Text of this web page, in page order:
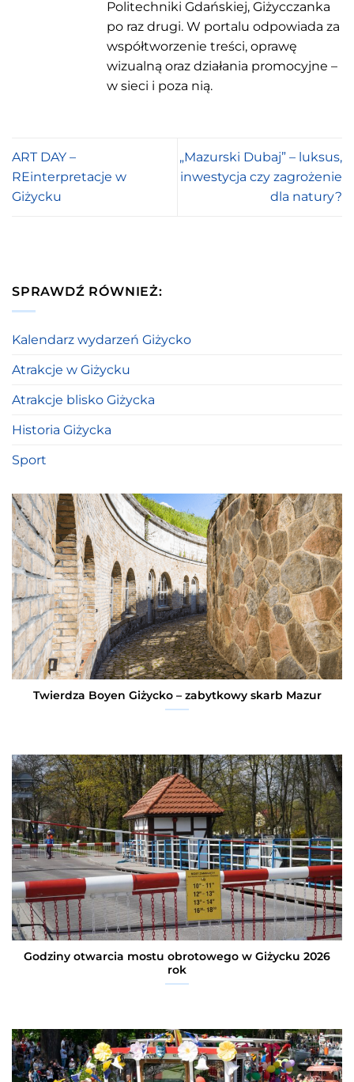
Politechniki Gdańskiej, Giżycczanka
po raz drugi. W portalu odpowiada za
współtworzenie treści, oprawę
wizualną oraz działania promocyjne –
w sieci i poza nią.
ART DAY –
REinterpretacje w
Giżycku
„Mazurski Dubaj” – luksus,
inwestycja czy zagrożenie
dla natury?
SPRAWDŹ RÓWNIEŻ:
Kalendarz wydarzeń Giżycko
Atrakcje w Giżycku
Atrakcje blisko Giżycka
Historia Giżycka
Sport
Twierdza Boyen Giżycko – zabytkowy skarb Mazur
Godziny otwarcia mostu obrotowego w Giżycku 2026
rok